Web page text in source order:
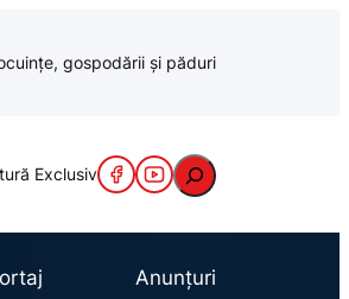
gospodării și păduri
Exclusiv Caută
Anunțuri